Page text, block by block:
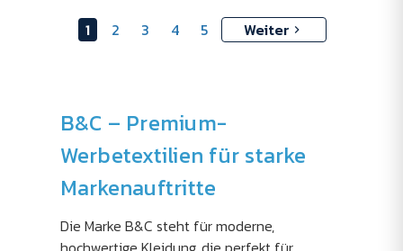
1 2 3 4 5 Weiter
B&C – Premium-
Werbetextilien für starke
Markenauftritte
Die Marke B&C steht für moderne,